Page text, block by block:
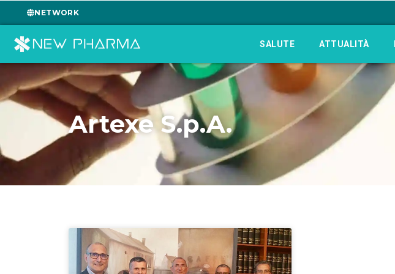
NETWORK
SALUTE ATTUALITÀ
Artexe S.p.A.